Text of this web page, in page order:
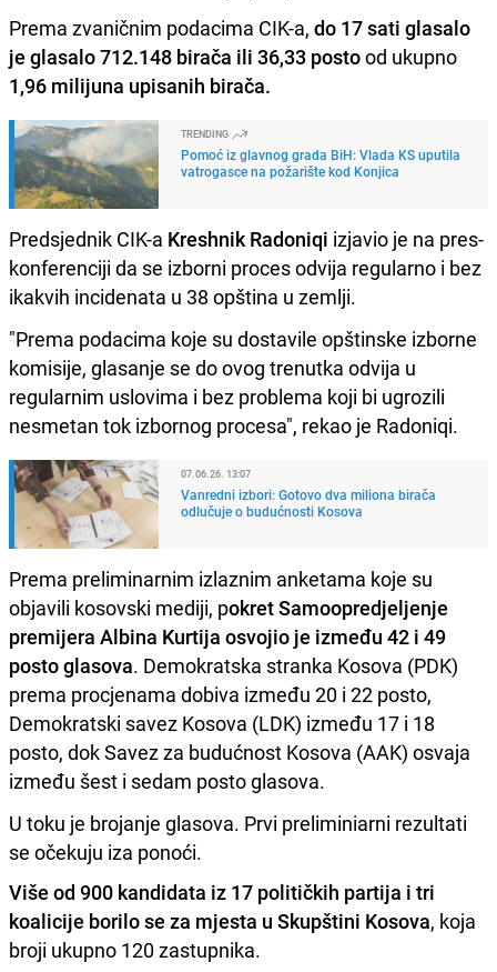
Prema zvaničnim podacima CIK-a, do 17 sati glasalo
je glasalo 712.148 birača ili 36,33 postood ukupno
1,96 milijuna upisanih birača.
TRENDING
Pomoć iz glavnog grada BiH: Vlada KS uputila
vatrogasce na požarište kod Konjica
Predsjednik CIK-a Kreshnik Radoniqi izjavio je na pres-
konferenciji da se izborni proces odvija regularno i bez
ikakvih incidenata u 38 opština u zemlji.
"Prema podacima koje su dostavile opštinske izborne
komisije, glasanje se do ovog trenutka odvija u
regularnim uslovima i bez problema koji bi ugrozili
nesmetan tok izbornog procesa", rekao je Radoniqi.
07.06.26. 13:07
Vanredni izbori: Gotovo dva miliona birača
odlučuje o budućnosti Kosova
Prema preliminarnim izlaznim anketama koje su
objavili kosovski mediji, pokret Samoopredjeljenje
premijera Albina Kurtija osvojio je između 42 i 49
posto glasova. Demokratska stranka Kosova (PDK)
prema procjenama dobiva između 20 i 22 posto,
Demokratski savez Kosova (LDK) između 17 i 18
posto, dok Savez za budućnost Kosova (AAK) osvaja
između šest i sedam posto glasova.
U toku je brojanje glasova. Prvi preliminiarni rezultati
se očekuju iza ponoći.
Više od 900 kandidata iz 17 političkih partija i tri
koalicije borilo se za mjesta u Skupštini Kosova, koja
broji ukupno 120 zastupnika.